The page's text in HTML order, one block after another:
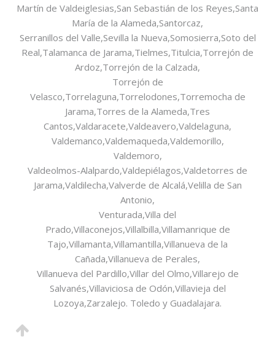
Martín de Valdeiglesias,San Sebastián de los Reyes,Santa
María de la Alameda,Santorcaz,
Serranillos del Valle,Sevilla la Nueva,Somosierra,Soto del
Real,Talamanca de Jarama,Tielmes,Titulcia,Torrejón de
Ardoz,Torrejón de la Calzada,
Torrejón de
Velasco,Torrelaguna,Torrelodones,Torremocha de
Jarama,Torres de la Alameda,Tres
Cantos,Valdaracete,Valdeavero,Valdelaguna,
Valdemanco,Valdemaqueda,Valdemorillo,
Valdemoro,
Valdeolmos-Alalpardo,Valdepiélagos,Valdetorres de
Jarama,Valdilecha,Valverde de Alcalá,Velilla de San
Antonio,
Venturada,Villa del
Prado,Villaconejos,Villalbilla,Villamanrique de
Tajo,Villamanta,Villamantilla,Villanueva de la
Cañada,Villanueva de Perales,
Villanueva del Pardillo,Villar del Olmo,Villarejo de
Salvanés,Villaviciosa de Odón,Villavieja del
Lozoya,Zarzalejo. Toledo y Guadalajara.